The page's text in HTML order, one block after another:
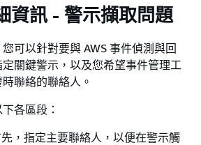
資訊 - 警示擷取問題
可以針對要與 AWS 事件偵測與回
關鍵警示，以及您希望事件管理工
聯絡的聯絡人。
各區段：
，指定主要聯絡人，以便在警示觸